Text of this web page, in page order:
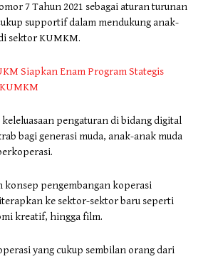
7 Tahun 2021 sebagai aturan turunan
supportif dalam mendukung anak-
sektor KUMKM.
Siapkan Enam Program Stategis
pengaturan di bidang digital
bagi generasi muda, anak-anak muda
konsep pengembangan koperasi
ke sektor-sektor baru seperti
kreatif, hingga film.
yang cukup sembilan orang dari